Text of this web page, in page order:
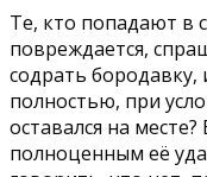
Те, кто попадают в
повреждается,
содрать бородавку,
полностью, при
оставался на месте?
полноценным её